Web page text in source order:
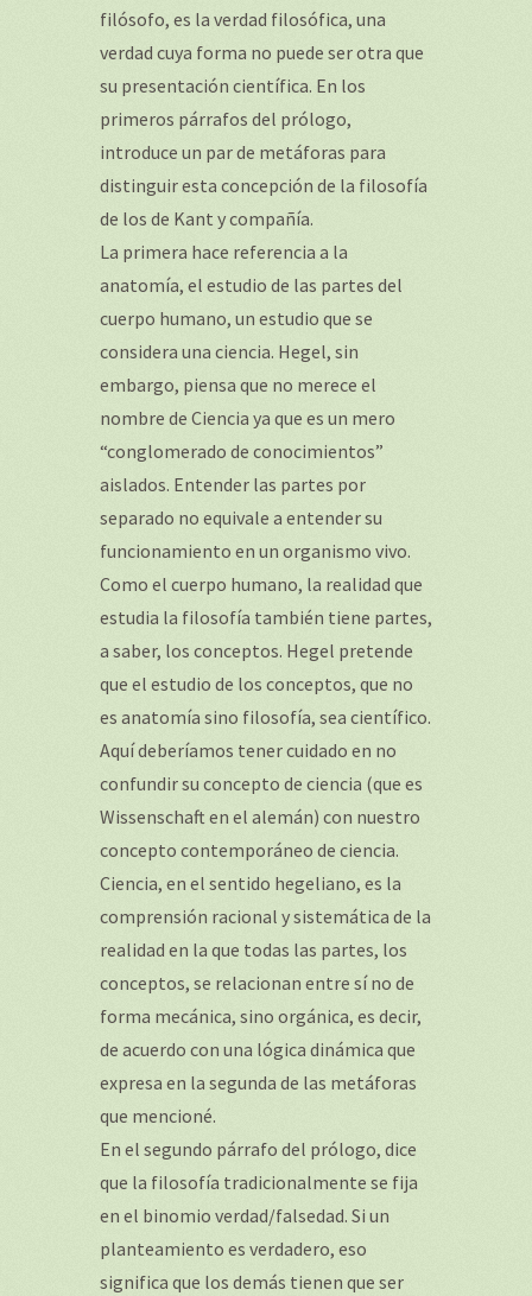
filósofo, es la verdad filosófica, una
verdad cuya forma no puede ser otra que
su presentación científica. En los
primeros párrafos del prólogo,
introduce un par de metáforas para
distinguir esta concepción de la filosofía
de los de Kant y compañía.
La primera hace referencia a la
anatomía, el estudio de las partes del
cuerpo humano, un estudio que se
considera una ciencia. Hegel, sin
embargo, piensa que no merece el
nombre de Ciencia ya que es un mero
“conglomerado de conocimientos”
aislados. Entender las partes por
separado no equivale a entender su
funcionamiento en un organismo vivo.
Como el cuerpo humano, la realidad que
estudia la filosofía también tiene partes,
a saber, los conceptos. Hegel pretende
que el estudio de los conceptos, que no
es anatomía sino filosofía, sea científico.
Aquí deberíamos tener cuidado en no
confundir su concepto de ciencia (que es
Wissenschaft en el alemán) con nuestro
concepto contemporáneo de ciencia.
Ciencia, en el sentido hegeliano, es la
comprensión racional y sistemática de la
realidad en la que todas las partes, los
conceptos, se relacionan entre sí no de
forma mecánica, sino orgánica, es decir,
de acuerdo con una lógica dinámica que
expresa en la segunda de las metáforas
que mencioné.
En el segundo párrafo del prólogo, dice
que la filosofía tradicionalmente se fija
en el binomio verdad/falsedad. Si un
planteamiento es verdadero, eso
significa que los demás tienen que ser